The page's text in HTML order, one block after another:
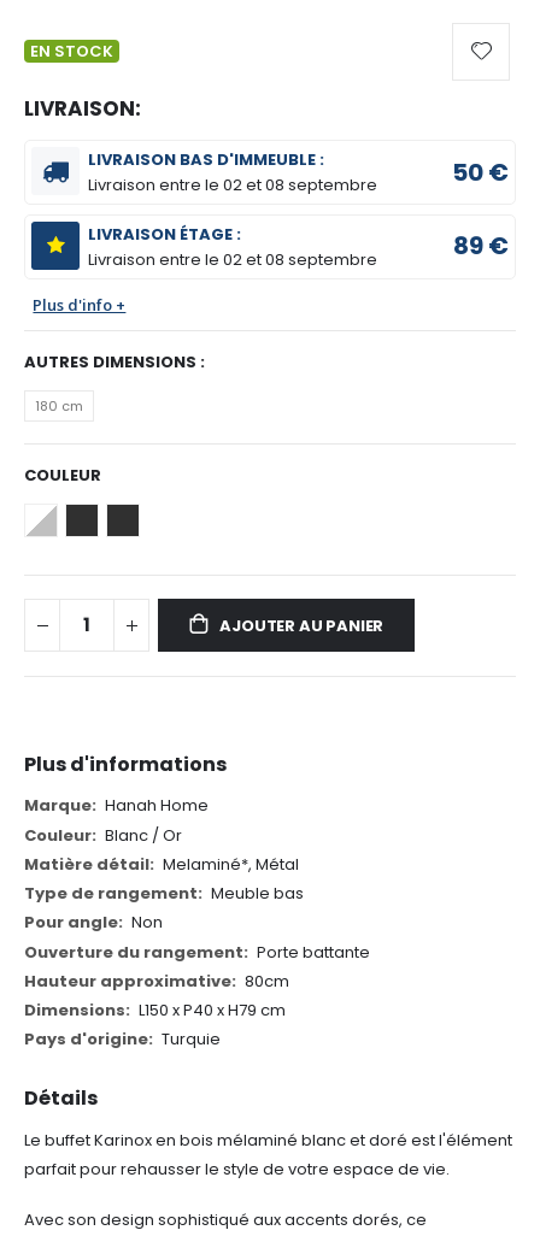
EN STOCK
LIVRAISON:
LIVRAISON BAS D'IMMEUBLE :
Livraison entre le02 et 08 septembre 50 €
LIVRAISON ÉTAGE :
Livraison entre le02 et 08 septembre 89 €
Plus d'info +
AUTRES DIMENSIONS :
180 cm
COULEUR
AJOUTER AU PANIER
Détails
Le buffet Karinox en bois mélaminé blanc et doré est l'élément
parfait pour rehausser le style de votre espace de vie.
Avec son design sophistiqué aux accents dorés, ce
Plus d'informations
Plus
d'informations
Hanah Home
Blanc / Or
Melaminé*, Métal
Meuble bas
Non
Porte battante
80cm
L150 x P40 x H79 cm
Turquie